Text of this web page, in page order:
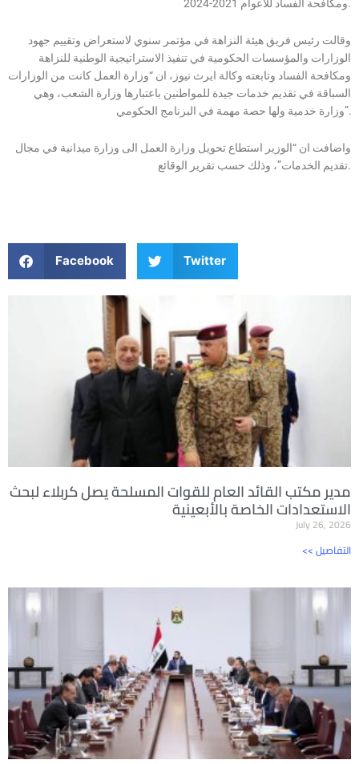
ومكافحة الفساد للاعوام 2021-2024.
الوزارات والمؤسسات الحكومية في تنفيذ الاستراتيجية الوطنية للنزاهة
ومكافحة الفساد وتابعته وكالة ايرث نيوز، ان “وزارة العمل كانت من الوزارات
السباقة في تقديم خدمات جيدة للمواطنين باعتبارها وزارة الشعب، وهي
وزارة خدمية ولها حصة مهمة في البرنامج الحكومي”.
واضافت ان “الوزير استطاع تحويل وزارة العمل الى وزارة ميدانية في مجال
تقديم الخدمات”، وذلك حسب تقرير الوقائع.
Facebook Twitter
مدير مكتب القائد العام للقوات المسلحة يصل كربلاء لبحث
الاستعدادات الخاصة بالأبعينية
July 26, 2026
<< التفاصيل